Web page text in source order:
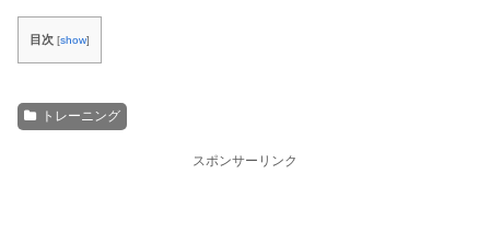
目次 [show]
トレーニング
スポンサーリンク